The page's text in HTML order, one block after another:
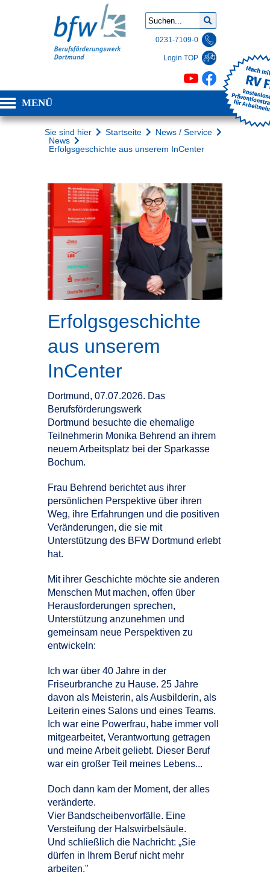
0231-7109-0
Login TOP
MENÜ
Sie sind hier Startseite
News / Service
News
Erfolgsgeschichte aus unserem InCenter
Erfolgsgeschichte
aus unserem
InCenter
Dortmund, 07.07.2026. Das
Berufsförderungswerk
Dortmund besuchte die ehemalige
Teilnehmerin Monika Behrend an ihrem
neuem Arbeitsplatz bei der Sparkasse
Bochum.
Frau Behrend berichtet aus ihrer
persönlichen Perspektive über ihren
Weg, ihre Erfahrungen und die positiven
Veränderungen, die sie mit
Unterstützung des BFW Dortmund erlebt
hat.
Mit ihrer Geschichte möchte sie anderen
Menschen Mut machen, offen über
Herausforderungen sprechen,
Unterstützung anzunehmen und
gemeinsam neue Perspektiven zu
entwickeln:
Ich war über 40 Jahre in der
Friseurbranche zu Hause. 25 Jahre
davon als Meisterin, als Ausbilderin, als
Leiterin eines Salons und eines Teams.
Ich war eine Powerfrau, habe immer voll
mitgearbeitet, Verantwortung getragen
und meine Arbeit geliebt. Dieser Beruf
war ein großer Teil meines Lebens...
Doch dann kam der Moment, der alles
veränderte.
Vier Bandscheibenvorfälle. Eine
Versteifung der Halswirbelsäule.
Und schließlich die Nachricht: „Sie
dürfen in Ihrem Beruf nicht mehr
arbeiten."